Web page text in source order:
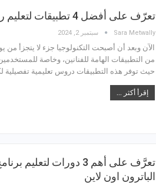
تعرّف على أفضل 4 تطبيقات لتعليم رسم الورد للاندرويد
Sara Metwally سبتمبر 2, 2024
الآن وبعد أن أصبحت التكنولوجيا جزء لا يتجزأ
من التطبيقات الهامة للفنانين، وخاصة
حيث توفر هذه التطبيقات دروس تعليمية تفصيلية
إقرأ أكثر ...
الباترون اون لاين